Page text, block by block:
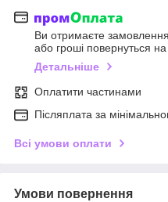
Ви отримаєте замовлення
або гроші повернуться
Детальніше
Оплатити частинами
Післяплата за
Всі умови оплати
Умови повернення